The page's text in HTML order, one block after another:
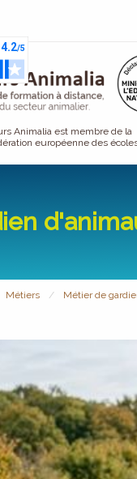
Animalia est membre de la
européenne des
Métiers Métier de